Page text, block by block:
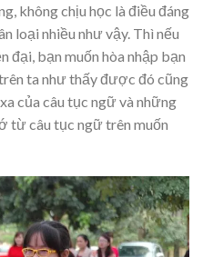
không chịu học là điều đáng
loại nhiều như vậy. Thì nếu
đại, bạn muốn hòa nhập bạn
ta như thấy được đó cũng
của câu tục ngữ và những
từ câu tục ngữ trên muốn